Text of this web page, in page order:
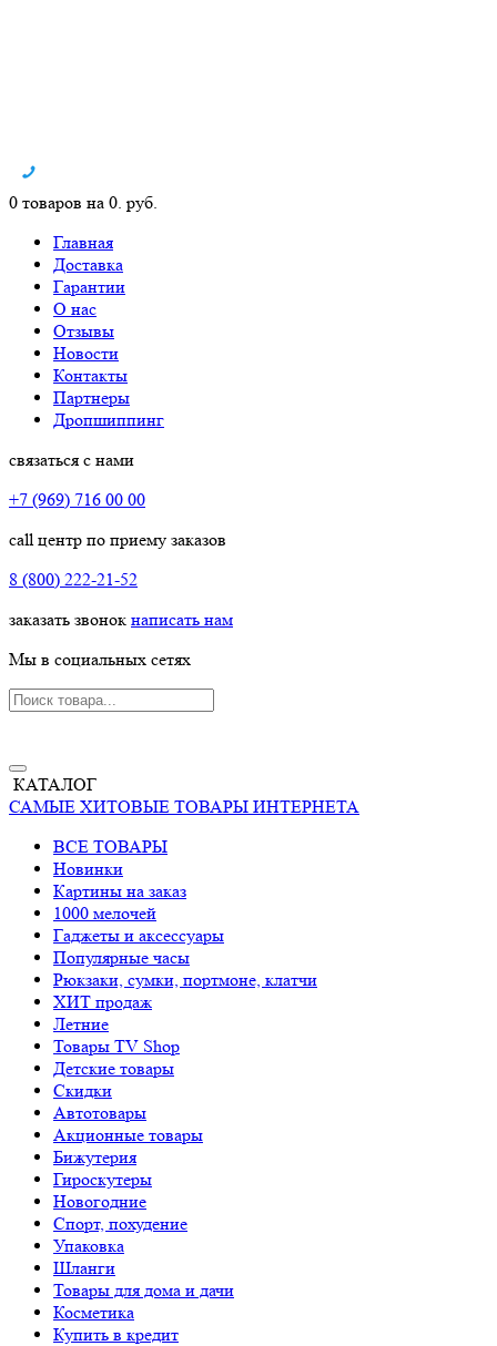
0 товаров на 0. руб.
Главная
Доставка
Гарантии
О нас
Отзывы
Новости
Контакты
Партнеры
Дропшиппинг
связаться с нами
+7 (969) 716 00 00
call центр по приему заказов
8 (800) 222-21-52
заказать звонок написать нам
Мы в социальных сетях
КАТАЛОГ
САМЫЕ ХИТОВЫЕ ТОВАРЫ ИНТЕРНЕТА
ВСЕ ТОВАРЫ
Новинки
Картины на заказ
1000 мелочей
Гаджеты и аксессуары
Популярные часы
Рюкзаки, сумки, портмоне, клатчи
ХИТ продаж
Летние
Товары TV Shop
Детские товары
Cкидки
Автотовары
Акционные товары
Бижутерия
Гироскутеры
Новогодние
Спорт, похудение
Упаковка
Шланги
Товары для дома и дачи
Косметика
Купить в кредит